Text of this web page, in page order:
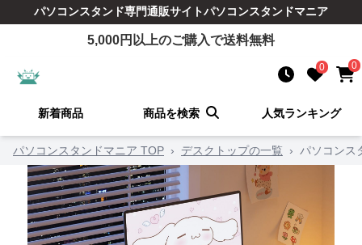
パソコンスタンド専門通販サイトパソコンスタンドマニア
5,000円以上のご購入で送料無料
0 0
新着商品 商品を検索 人気ランキング
パソコンスタンドマニア TOP › デスクトップの一覧 › パソコンス